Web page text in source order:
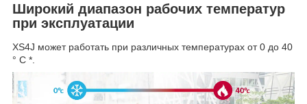
Широкий диапазон рабочих температур
при эксплуатации
XS4J может работать при различных температурах от 0 до 40
° C *.